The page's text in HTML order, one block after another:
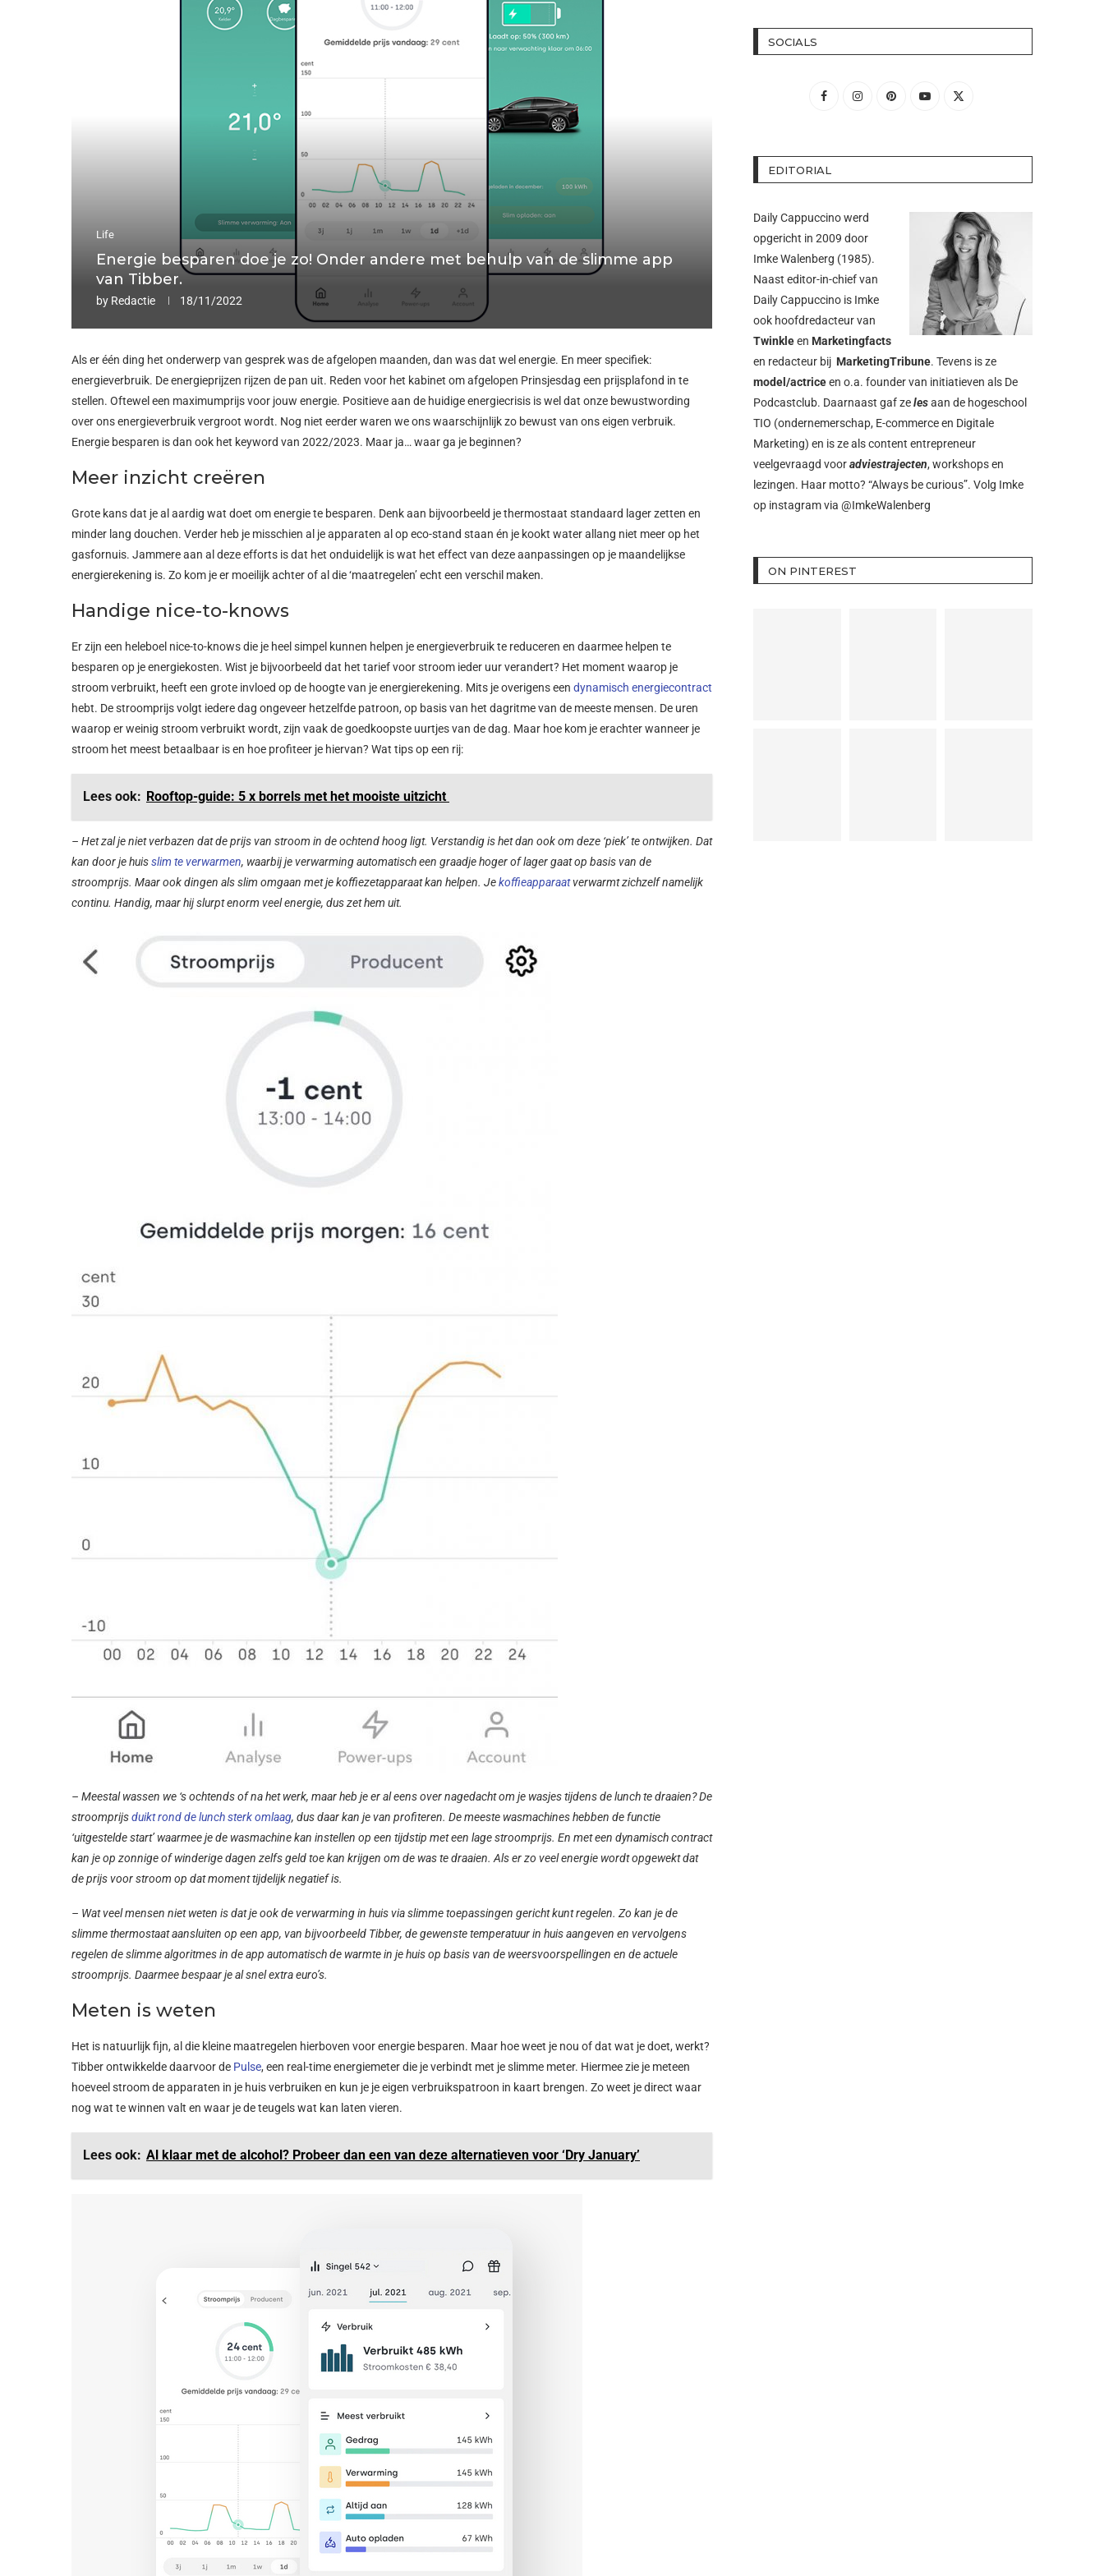
Life
Energie besparen doe je zo! Onder andere met behulp van de slimme app
van Tibber.
by Redactie 18/11/2022
Als er één ding het onderwerp van gesprek was de afgelopen maanden, dan was dat wel energie. En meer specifiek:
energieverbruik. De energieprijzen rijzen de pan uit. Reden voor het kabinet om afgelopen Prinsjesdag een prijsplafond in te
stellen. Oftewel een maximumprijs voor jouw energie. Positieve aan de huidige energiecrisis is wel dat onze bewustwording
over ons energieverbruik vergroot wordt. Nog niet eerder waren we ons waarschijnlijk zo bewust van ons eigen verbruik.
Energie besparen is dan ook het keyword van 2022/2023. Maar ja… waar ga je beginnen?
Meer inzicht creëren
Grote kans dat je al aardig wat doet om energie te besparen. Denk aan bijvoorbeeld je thermostaat standaard lager zetten en
minder lang douchen. Verder heb je misschien al je apparaten al op eco-stand staan én je kookt water allang niet meer op het
gasfornuis. Jammere aan al deze efforts is dat het onduidelijk is wat het effect van deze aanpassingen op je maandelijkse
energierekening is. Zo kom je er moeilijk achter of al die ‘maatregelen’ echt een verschil maken.
Handige nice-to-knows
Er zijn een heleboel nice-to-knows die je heel simpel kunnen helpen je energieverbruik te reduceren en daarmee helpen te
besparen op je energiekosten. Wist je bijvoorbeeld dat het tarief voor stroom ieder uur verandert? Het moment waarop je
stroom verbruikt, heeft een grote invloed op de hoogte van je energierekening. Mits je overigens een dynamisch energiecontract
hebt. De stroomprijs volgt iedere dag ongeveer hetzelfde patroon, op basis van het dagritme van de meeste mensen. De uren
waarop er weinig stroom verbruikt wordt, zijn vaak de goedkoopste uurtjes van de dag. Maar hoe kom je erachter wanneer je
stroom het meest betaalbaar is en hoe profiteer je hiervan? Wat tips op een rij:
Lees ook: Rooftop-guide: 5 x borrels met het mooiste uitzicht
– Het zal je niet verbazen dat de prijs van stroom in de ochtend hoog ligt. Verstandig is het dan ook om deze ‘piek’ te ontwijken. Dat
kan door je huisslim te verwarmen, waarbij je verwarming automatisch een graadje hoger of lager gaat op basis van de
stroomprijs. Maar ook dingen als slim omgaan met je koffiezetapparaat kan helpen. Jekoffieapparaatverwarmt zichzelf namelijk
continu. Handig, maar hij slurpt enorm veel energie, dus zet hem uit.
– Meestal wassen we ‘s ochtends of na het werk, maar heb je er al eens over nagedacht om je wasjes tijdens de lunch te draaien? De
stroomprijsduikt rond de lunch sterk omlaag, dus daar kan je van profiteren. De meeste wasmachines hebben de functie
‘uitgestelde start’ waarmee je de wasmachine kan instellen op een tijdstip met een lage stroomprijs. En met een dynamisch contract
kan je op zonnige of winderige dagen zelfs geld toe kan krijgen om de was te draaien. Als er zo veel energie wordt opgewekt dat
de prijs voor stroom op dat moment tijdelijk negatief is.
– Wat veel mensen niet weten is dat je ook de verwarming in huis via slimme toepassingen gericht kunt regelen. Zo kan je de
slimme thermostaat aansluiten op een app, van bijvoorbeeld Tibber, de gewenste temperatuur in huis aangeven en vervolgens
regelen de slimme algoritmes in de app automatisch de warmte in je huis op basis van de weersvoorspellingen en de actuele
stroomprijs. Daarmee bespaar je al snel extra euro’s.
Meten is weten
Het is natuurlijk fijn, al die kleine maatregelen hierboven voor energie besparen. Maar hoe weet je nou of dat wat je doet, werkt?
Tibber ontwikkelde daarvoor de Pulse, een real-time energiemeter die je verbindt met je slimme meter. Hiermee zie je meteen
hoeveel stroom de apparaten in je huis verbruiken en kun je je eigen verbruikspatroon in kaart brengen. Zo weet je direct waar
nog wat te winnen valt en waar je de teugels wat kan laten vieren.
Lees ook: Al klaar met de alcohol? Probeer dan een van deze alternatieven voor ‘Dry January’
SOCIALS
EDITORIAL
Daily Cappuccino werd
opgericht in 2009 door
Imke Walenberg (1985).
Naast editor-in-chief van
Daily Cappuccino is Imke
ook hoofdredacteur van
Twinkleen Marketingfacts
en redacteur bij MarketingTribune. Tevens is ze
model/actriceen o.a. founder van initiatieven als De
Podcastclub. Daarnaast gaf zelesaan de hogeschool
TIO (ondernemerschap, E-commerce en Digitale
Marketing) en is ze als content entrepreneur
veelgevraagd vooradviestrajecten, workshops en
lezingen. Haar motto? “Always be curious”. Volg Imke
op instagram via @ImkeWalenberg
ON PINTEREST